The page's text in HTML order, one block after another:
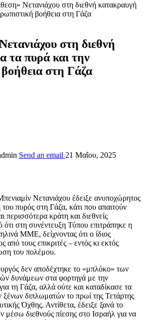
Νετανιάχου στη διεθνή κατακραυγή
βοήθεια στη Γάζα
στη διεθνή
τα πυρά και την
στη Γάζα
Send an email 21 Μαΐου, 2025
Νετανιάχου έδειξε ανυποχώρητος
πυρός στη Γάζα, κάτι που απαιτούν
περισσότερα κράτη και διεθνείς
ότι στη συνέντευξη Τύπου επιτράπηκε η
ΜΜΕ, δείχνοντας ότι ο ίδιος
από τους επικριτές – εντός κι εκτός
του πολέμου.
δεν αποδέχτηκε το «μπλόκο» των
δυνάμεων στα φορτηγά με την
τη Γάζα, αλλά ούτε και καταδίκασε τα
διπλωματών το πρωί της Τετάρτης
Όχθης. Αντίθετα, έδειξε ξανά το
διεθνούς πίεσης στο Ισραήλ για να